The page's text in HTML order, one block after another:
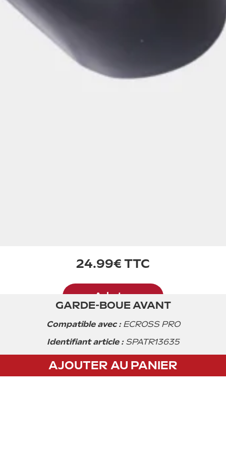
GARDE-BOUE AVANT
Compatible avec :ECROSS PRO
Identifiant article :SPATR13635
AJOUTER AU PANIER
24.99€ TTC
Acheter